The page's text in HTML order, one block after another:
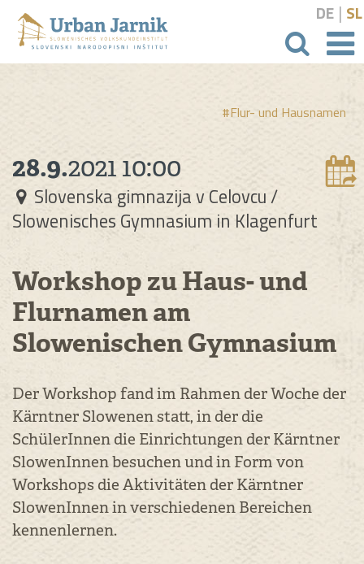
DE | SL
#Flur- und Hausnamen
28.9.202110:00
Slovenska gimnazija v Celovcu /
Slowenisches Gymnasium in Klagenfurt
Workshop zu Haus- und
Flurnamen am
Slowenischen Gymnasium
Der Workshop fand im Rahmen der Woche der
Kärntner Slowenen statt, in der die
SchülerInnen die Einrichtungen der Kärntner
SlowenInnen besuchen und in Form von
Workshops die Aktivitäten der Kärntner
SlowenInnen in verschiedenen Bereichen
kennenlernen.